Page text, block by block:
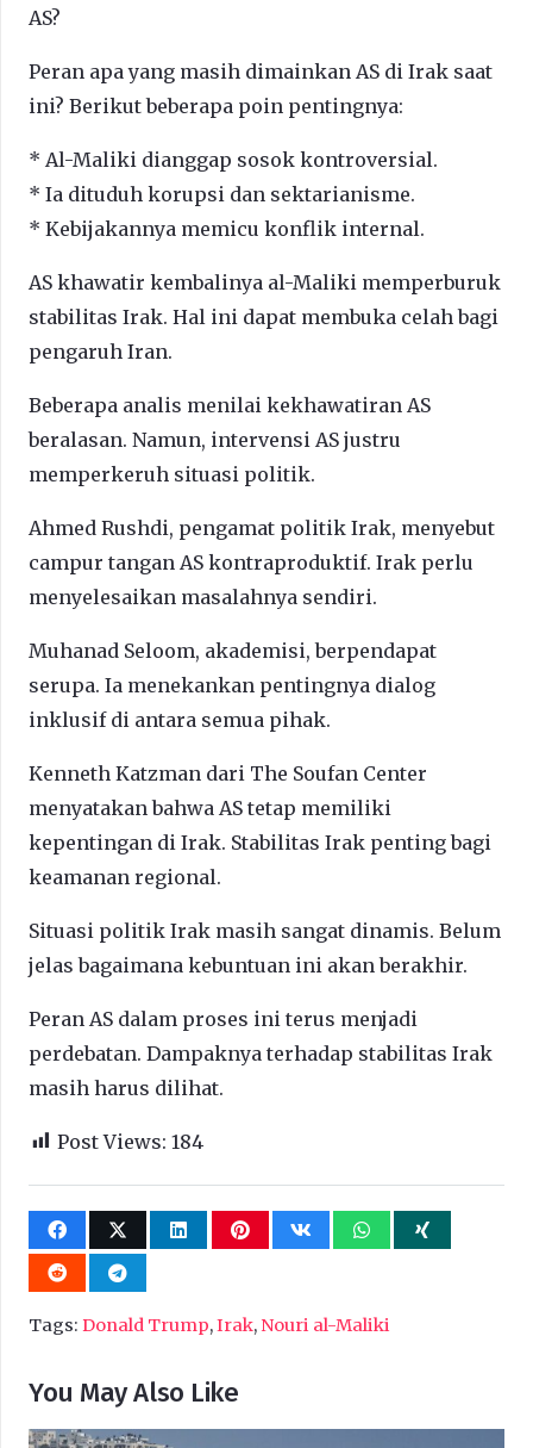
AS?
Peran apa yang masih dimainkan AS di Irak saat
ini? Berikut beberapa poin pentingnya:
* Al-Maliki dianggap sosok kontroversial.
* Ia dituduh korupsi dan sektarianisme.
* Kebijakannya memicu konflik internal.
AS khawatir kembalinya al-Maliki memperburuk
stabilitas Irak. Hal ini dapat membuka celah bagi
pengaruh Iran.
Beberapa analis menilai kekhawatiran AS
beralasan. Namun, intervensi AS justru
memperkeruh situasi politik.
Ahmed Rushdi, pengamat politik Irak, menyebut
campur tangan AS kontraproduktif. Irak perlu
menyelesaikan masalahnya sendiri.
Muhanad Seloom, akademisi, berpendapat
serupa. Ia menekankan pentingnya dialog
inklusif di antara semua pihak.
Kenneth Katzman dari The Soufan Center
menyatakan bahwa AS tetap memiliki
kepentingan di Irak. Stabilitas Irak penting bagi
keamanan regional.
Situasi politik Irak masih sangat dinamis. Belum
jelas bagaimana kebuntuan ini akan berakhir.
Peran AS dalam proses ini terus menjadi
perdebatan. Dampaknya terhadap stabilitas Irak
masih harus dilihat.
Post Views: 184
Tags: Donald Trump,Irak, Nouri al-Maliki
You May Also Like